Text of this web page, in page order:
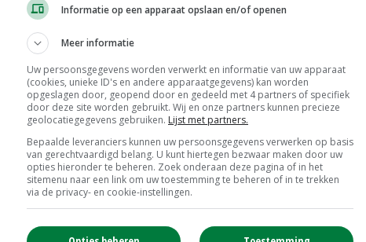
Cumela: goed rendement loonwerk in
2014
New Holland levert bij loonwerkers
aanzien in
13-07-2015
Groen licht maatregelen in
Informatie op een apparaat opslaan en/of openen
Meer informatie
Uw persoonsgegevens worden verwerkt en informatie van uw apparaat
(cookies, unieke ID's en andere apparaatgegevens) kan worden
opgeslagen door, geopend door en gedeeld met 4 partners of specifiek
door deze site worden gebruikt. Wij en onze partners kunnen precieze
geolocatiegegevens gebruiken. Lijst met partners.
Bepaalde leveranciers kunnen uw persoonsgegevens verwerken op basis
van gerechtvaardigd belang. U kunt hiertegen bezwaar maken door uw
opties hieronder te beheren. Zoek onderaan deze pagina of in het
sitemenu naar een link om uw toestemming te beheren of in te trekken
via de privacy- en cookie-instellingen.